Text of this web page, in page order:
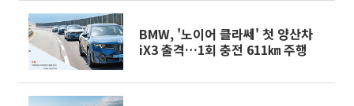
BMW, '노이어 클라쎄' 첫 양산차
iX3 출격…1회 충전 611㎞ 주행